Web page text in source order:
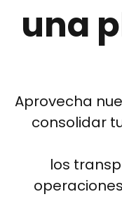
una
Aprovecha
consolidar
los